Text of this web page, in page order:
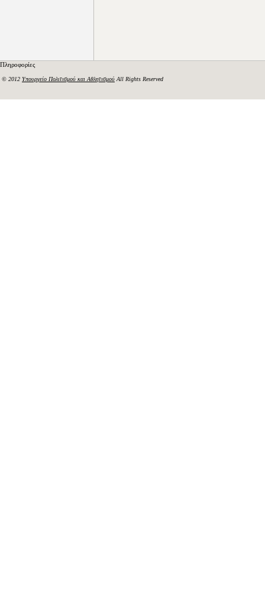
Πληροφορίες
© 2012 Υπουργείο Πολιτισμού και Αθλητισμού All Rights Reserved